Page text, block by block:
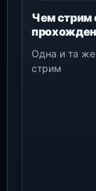
Чем стрим
Одна и та
стрим